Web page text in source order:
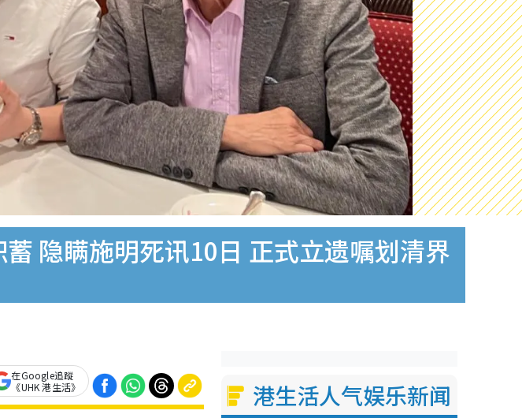
隐瞒施明死讯10日 正式立遗嘱划清界
在Google追蹤
《UHK 港生活》
港生活人气娱乐新闻